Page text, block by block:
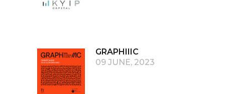
GRAPHIIIC
09 JUNE, 2023